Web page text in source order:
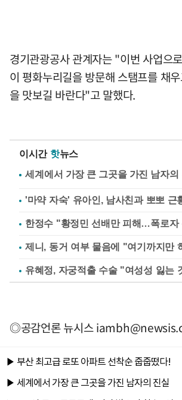
경기관광공사 관계자는 "이번 사업으
이 평화누리길을 방문해 스탬프를 채
을 맛보길 바란다"고 말했다.
이시간 핫뉴스
'마약 자숙' 유아인, 남사친과 뽀뽀 근
한정수 "황정민 선배만 피해…폭로자
제니, 동거 여부 물음에 "여기까지만
유혜정, 자궁적출 수술 "여성성 잃는
◎공감언론 뉴시스